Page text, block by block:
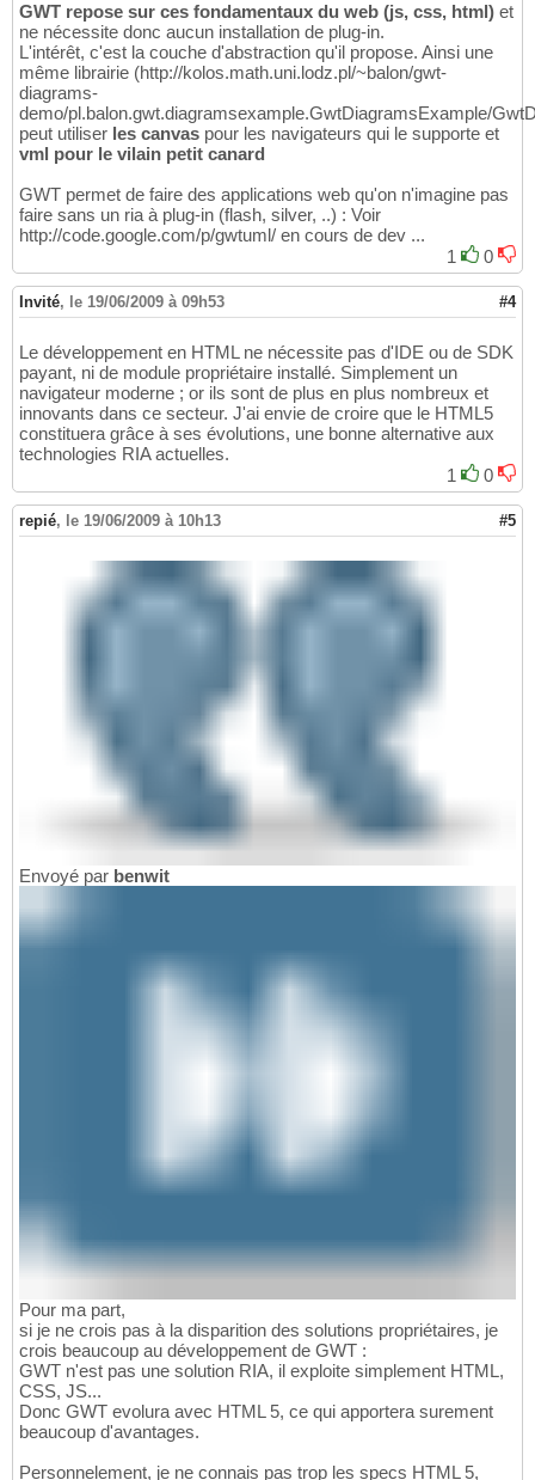
GWT repose sur ces fondamentaux du web (js, css, html) et
ne nécessite donc aucun installation de plug-in.
L'intérêt, c'est la couche d'abstraction qu'il propose. Ainsi une
même librairie (http://kolos.math.uni.lodz.pl/~balon/gwt-
diagrams-
demo/pl.balon.gwt.diagramsexample.GwtDiagramsExample/
peut utiliser les canvas pour les navigateurs qui le supporte et
vml pour le vilain petit canard
GWT permet de faire des applications web qu'on n'imagine pas
faire sans un ria à plug-in (flash, silver, ..) : Voir
http://code.google.com/p/gwtuml/ en cours de dev ...
1
0
Invité, le 19/06/2009 à 09h53 #4
Le développement en HTML ne nécessite pas d'IDE ou de SDK
payant, ni de module propriétaire installé. Simplement un
navigateur moderne ; or ils sont de plus en plus nombreux et
innovants dans ce secteur. J'ai envie de croire que le HTML5
constituera grâce à ses évolutions, une bonne alternative aux
technologies RIA actuelles.
1
0
repié, le 19/06/2009 à 10h13 #5
Envoyé par benwit
Pour ma part,
si je ne crois pas à la disparition des solutions propriétaires, je
crois beaucoup au développement de GWT :
GWT n'est pas une solution RIA, il exploite simplement HTML,
CSS, JS...
Donc GWT evolura avec HTML 5, ce qui apportera surement
beaucoup d'avantages.
Personnelement, je ne connais pas trop les specs HTML 5,